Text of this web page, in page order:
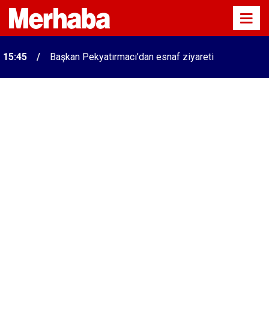
15:38
Konyalı patron 70 bin TL maaşla personel arıyor!
İşte o firma